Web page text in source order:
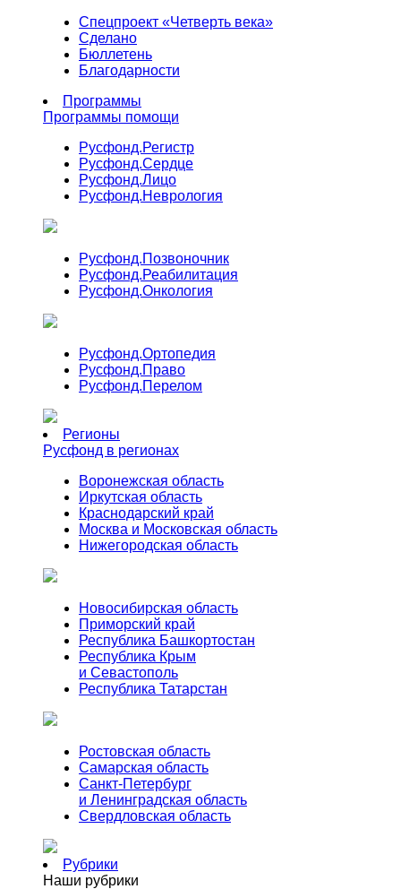
Спецпроект «Четверть века»
Сделано
Бюллетень
Благодарности
Программы
Программы помощи
Русфонд.Регистр
Русфонд.Сердце
Русфонд.Лицо
Русфонд.Неврология
Русфонд.Позвоночник
Русфонд.Реабилитация
Русфонд.Онкология
Русфонд.Ортопедия
Русфонд.Право
Русфонд.Перелом
Регионы
Русфонд в регионах
Воронежская область
Иркутская область
Краснодарский край
Москва и Московская область
Нижегородская область
Новосибирская область
Приморский край
Республика Башкортостан
Республика Крым
и Севастополь
Республика Татарстан
Ростовская область
Самарская область
Санкт-Петербург
и Ленинградская область
Свердловская область
Рубрики
Наши рубрики